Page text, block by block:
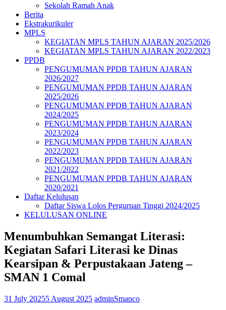
Sekolah Ramah Anak
Berita
Ekstrakurikuler
MPLS
KEGIATAN MPLS TAHUN AJARAN 2025/2026
KEGIATAN MPLS TAHUN AJARAN 2022/2023
PPDB
PENGUMUMAN PPDB TAHUN AJARAN
2026/2027
PENGUMUMAN PPDB TAHUN AJARAN
2025/2026
PENGUMUMAN PPDB TAHUN AJARAN
2024/2025
PENGUMUMAN PPDB TAHUN AJARAN
2023/2024
PENGUMUMAN PPDB TAHUN AJARAN
2022/2023
PENGUMUMAN PPDB TAHUN AJARAN
2021/2022
PENGUMUMAN PPDB TAHUN AJARAN
2020/2021
Daftar Kelulusan
Daftar Siswa Lolos Perguruan Tinggi 2024/2025
KELULUSAN ONLINE
Menumbuhkan Semangat Literasi:
Kegiatan Safari Literasi ke Dinas
Kearsipan & Perpustakaan Jateng –
SMAN 1 Comal
31 July 20255 August 2025 adminSmanco